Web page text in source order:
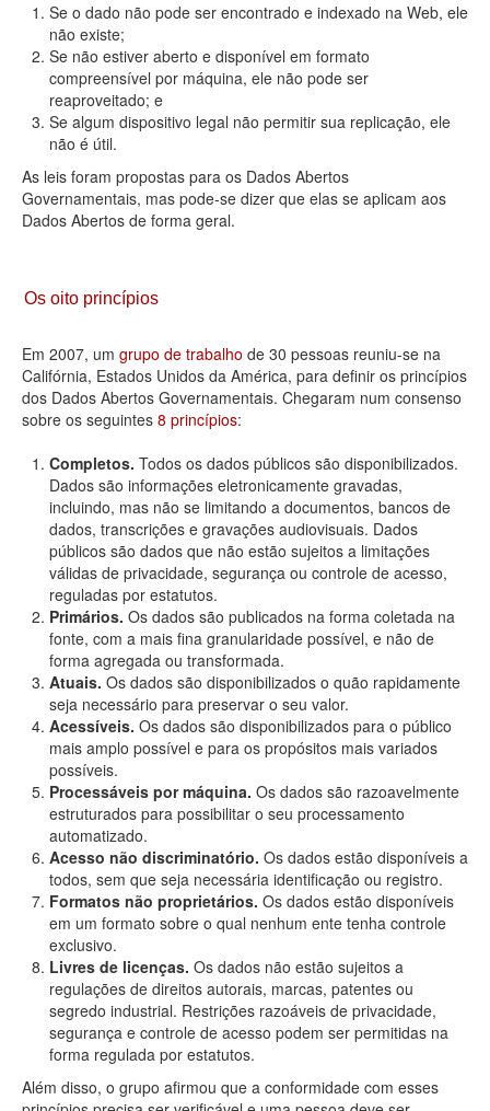
Se o dado não pode ser encontrado e indexado na Web, ele
não existe;
Se não estiver aberto e disponível em formato
compreensível por máquina, ele não pode ser
reaproveitado; e
Se algum dispositivo legal não permitir sua replicação, ele
não é útil.
As leis foram propostas para os Dados Abertos
Governamentais, mas pode-se dizer que elas se aplicam aos
Dados Abertos de forma geral.
Os oito princípios
Em 2007, um grupo de trabalho de 30 pessoas reuniu-se na
Califórnia, Estados Unidos da América, para definir os princípios
dos Dados Abertos Governamentais. Chegaram num consenso
sobre os seguintes 8 princípios:
Completos. Todos os dados públicos são disponibilizados.
Dados são informações eletronicamente gravadas,
incluindo, mas não se limitando a documentos, bancos de
dados, transcrições e gravações audiovisuais. Dados
públicos são dados que não estão sujeitos a limitações
válidas de privacidade, segurança ou controle de acesso,
reguladas por estatutos.
Primários. Os dados são publicados na forma coletada na
fonte, com a mais fina granularidade possível, e não de
forma agregada ou transformada.
Atuais. Os dados são disponibilizados o quão rapidamente
seja necessário para preservar o seu valor.
Acessíveis. Os dados são disponibilizados para o público
mais amplo possível e para os propósitos mais variados
possíveis.
Processáveis por máquina. Os dados são razoavelmente
estruturados para possibilitar o seu processamento
automatizado.
Acesso não discriminatório. Os dados estão disponíveis a
todos, sem que seja necessária identificação ou registro.
Formatos não proprietários. Os dados estão disponíveis
em um formato sobre o qual nenhum ente tenha controle
exclusivo.
Livres de licenças. Os dados não estão sujeitos a
regulações de direitos autorais, marcas, patentes ou
segredo industrial. Restrições razoáveis de privacidade,
segurança e controle de acesso podem ser permitidas na
forma regulada por estatutos.
Além disso, o grupo afirmou que a conformidade com esses